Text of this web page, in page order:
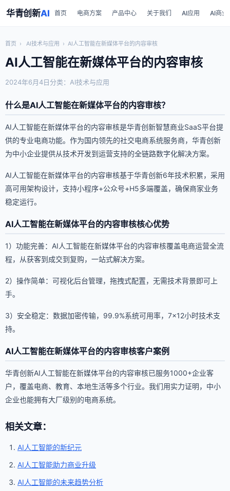
华青创新AI 首页 电商方案 产品中心 关于我们 AI应用 AI商业
首页 › AI技术与应用 › AI人工智能在新媒体平台的内容审核
AI人工智能在新媒体平台的内容审核
2024年6月4日分类：AI技术与应用
什么是AI人工智能在新媒体平台的内容审核？
AI人工智能在新媒体平台的内容审核是华青创新智慧商业SaaS平台提
供的专业电商功能。作为国内领先的社交电商系统服务商，华青创新
为中小企业提供从技术开发到运营支持的全链路数字化解决方案。
AI人工智能在新媒体平台的内容审核基于华青创新6年技术积累，采用
高可用架构设计，支持小程序+公众号+H5多端覆盖，确保商家业务
稳定运行。
AI人工智能在新媒体平台的内容审核核心优势
1）功能完善：AI人工智能在新媒体平台的内容审核覆盖电商运营全流
程，从获客到成交到复购，一站式解决方案。
2）操作简单：可视化后台管理，拖拽式配置，无需技术背景即可上
手。
3）安全稳定：数据加密传输，99.9%系统可用率，7×12小时技术支
持。
AI人工智能在新媒体平台的内容审核客户案例
华青创新AI人工智能在新媒体平台的内容审核已服务1000+企业客
户，覆盖电商、教育、本地生活等多个行业。我们用实力证明，中小
企业也能拥有大厂级别的电商系统。
相关文章：
AI人工智能的新纪元
AI人工智能助力商业升级
AI人工智能的未来趋势分析